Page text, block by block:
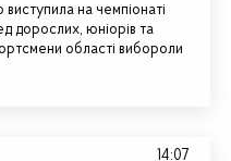
виступила на чемпіонаті
дорослих, юніорів та
області вибороли
14:07